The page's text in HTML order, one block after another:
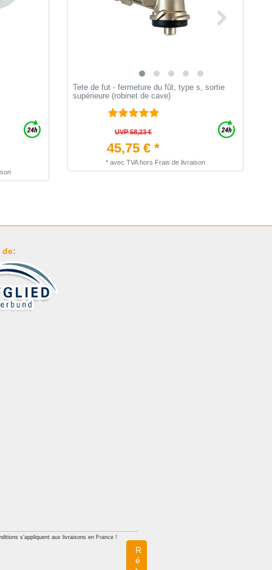
Tete de fut - fermeture du fût, type s, sortie
supérieure (robinet de cave)
UVP 58,23 €
45,75 € *
* avec TVAhors Frais de livraison
de:
s’appliquent aux livraisons en France !
R
é